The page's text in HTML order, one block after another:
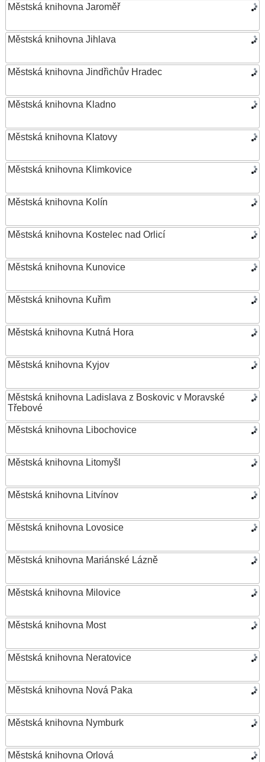
Městská knihovna Jaroměř
Městská knihovna Jihlava
Městská knihovna Jindřichův Hradec
Městská knihovna Kladno
Městská knihovna Klatovy
Městská knihovna Klimkovice
Městská knihovna Kolín
Městská knihovna Kostelec nad Orlicí
Městská knihovna Kunovice
Městská knihovna Kuřim
Městská knihovna Kutná Hora
Městská knihovna Kyjov
Městská knihovna Ladislava z Boskovic v Moravské
Třebové
Městská knihovna Libochovice
Městská knihovna Litomyšl
Městská knihovna Litvínov
Městská knihovna Lovosice
Městská knihovna Mariánské Lázně
Městská knihovna Milovice
Městská knihovna Most
Městská knihovna Neratovice
Městská knihovna Nová Paka
Městská knihovna Nymburk
Městská knihovna Orlová